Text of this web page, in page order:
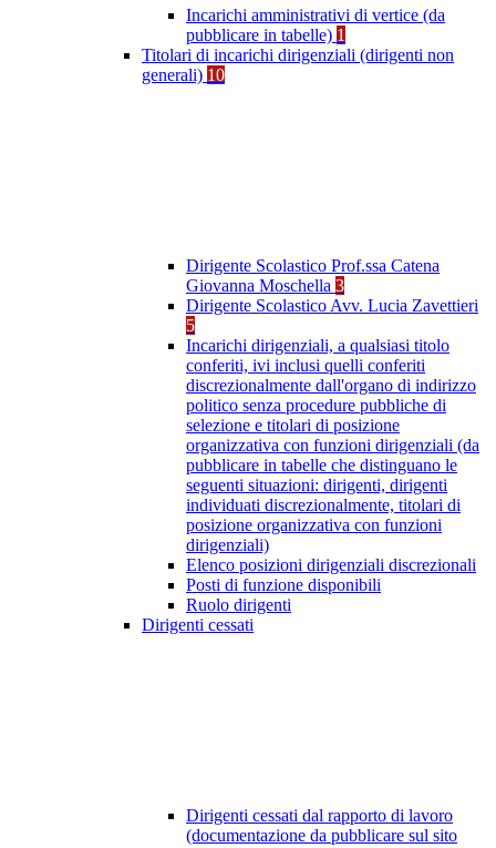
Incarichi amministrativi di vertice (da
pubblicare in tabelle) 1
Titolari di incarichi dirigenziali (dirigenti non
generali) 10
Dirigente Scolastico Prof.ssa Catena
Giovanna Moschella 3
Dirigente Scolastico Avv. Lucia Zavettieri
5
Incarichi dirigenziali, a qualsiasi titolo
conferiti, ivi inclusi quelli conferiti
discrezionalmente dall'organo di indirizzo
politico senza procedure pubbliche di
selezione e titolari di posizione
organizzativa con funzioni dirigenziali (da
pubblicare in tabelle che distinguano le
seguenti situazioni: dirigenti, dirigenti
individuati discrezionalmente, titolari di
posizione organizzativa con funzioni
dirigenziali)
Elenco posizioni dirigenziali discrezionali
Posti di funzione disponibili
Ruolo dirigenti
Dirigenti cessati
Dirigenti cessati dal rapporto di lavoro
(documentazione da pubblicare sul sito